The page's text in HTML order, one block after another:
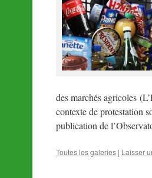
des marchés agricoles
contexte de protestation
publication de
Toutes les galeries | Laisser